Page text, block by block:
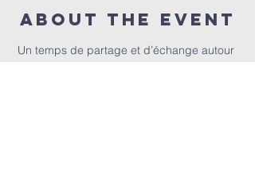
About the event
Un temps de partage et d’échange autour